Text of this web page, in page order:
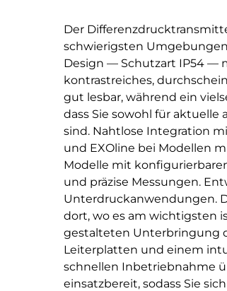
Der
schwierigsten
Design — Schutzart IP54 —
kontrastreiches,
gut lesbar, während ein
dass Sie sowohl für
sind. Nahtlose Integration
und EXOline bei Modellen
Modelle mit
und präzise Messungen.
Unterdruckanwendungen.
dort, wo es am wichtigsten
gestalteten Unterbringung
Leiterplatten und einem
schnellen Inbetriebnahme
einsatzbereit, sodass Sie